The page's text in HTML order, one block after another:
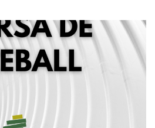
Borsa De Treball
Grup A1
,Habitatge